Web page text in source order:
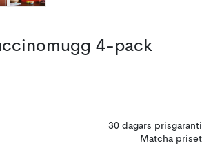
4-pack
30 dagars prisgaranti
Matcha priset